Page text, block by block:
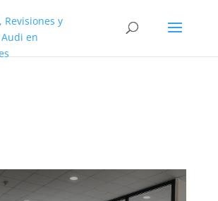
[/et_pb_slide]